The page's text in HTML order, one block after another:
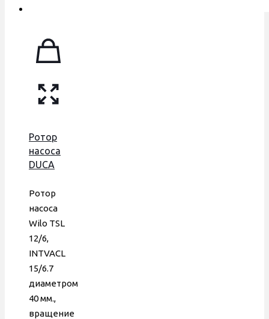
Ротор
насоса
DUCA
12/6,
INTVACL
15/6.7,
Bosch,
21 мм,
втулка
40 мм
Ротор
насоса
Wilo TSL
12/6,
INTVACL
15/6.7
диаметром
40 мм.,
вращение